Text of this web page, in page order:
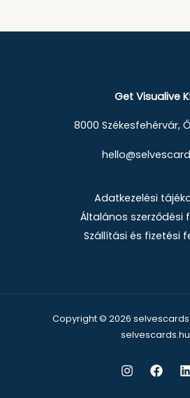
Get Visualive
8000 Székesfehérvár,
Adatkezelési
Általános szerződési
Szállítási és fizetési
Copyright © 2026